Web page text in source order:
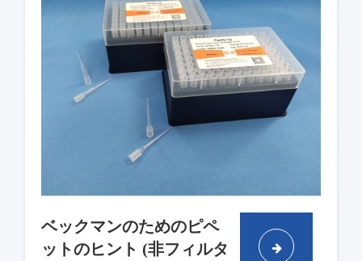
ベックマンのためのピペ
ットのヒント (非フィルタ